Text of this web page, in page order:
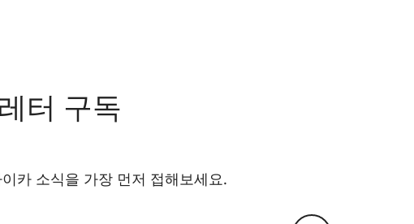
터 구독
카 소식을 가장 먼저 접해보세요.